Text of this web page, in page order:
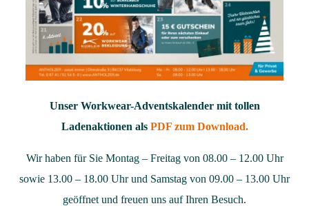
Unser Workwear-Adventskalender mit tollen
Ladenaktionen als PDF zum Download.
Wir haben für Sie Montag – Freitag von 08.00 – 12.00 Uhr
sowie 13.00 – 18.00 Uhr und Samstag von 09.00 – 13.00 Uhr
geöffnet und freuen uns auf Ihren Besuch.